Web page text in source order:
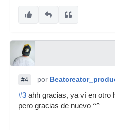
#4 por
#3 ahh gracias, ya ví en otro
pero gracias de nuevo ^^